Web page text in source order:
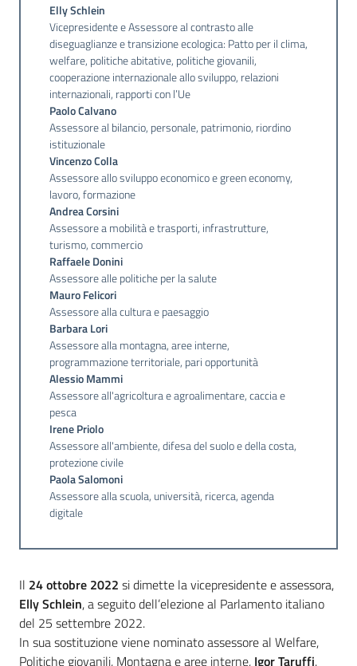
Elly Schlein
Vicepresidente e Assessore al contrasto alle
diseguaglianze e transizione ecologica: Patto per il clima,
welfare, politiche abitative, politiche giovanili,
cooperazione internazionale allo sviluppo, relazioni
internazionali, rapporti con l’Ue
Paolo Calvano
Assessore al bilancio, personale, patrimonio, riordino
istituzionale
Vincenzo Colla
Assessore allo sviluppo economico e green economy,
lavoro, formazione
Andrea Corsini
Assessore a mobilità e trasporti, infrastrutture,
turismo, commercio
Raffaele Donini
Assessore alle politiche per la salute
Mauro Felicori
Assessore alla cultura e paesaggio
Barbara Lori
Assessore alla montagna, aree interne,
programmazione territoriale, pari opportunità
Alessio Mammi
Assessore all'agricoltura e agroalimentare, caccia e
pesca
Irene Priolo
Assessore all'ambiente, difesa del suolo e della costa,
protezione civile
Paola Salomoni
Assessore alla scuola, università, ricerca, agenda
digitale
Il 24 ottobre 2022 si dimette la vicepresidente e assessora,
Elly Schlein, a seguito dell’elezione al Parlamento italiano
del 25 settembre 2022.
In sua sostituzione viene nominato assessore al Welfare,
Politiche giovanili, Montagna e aree interne, Igor Taruffi.